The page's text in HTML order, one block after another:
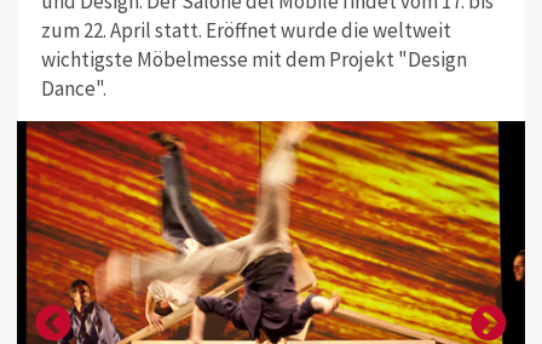
zum 22. April statt. Eröffnet wurde die weltweit
wichtigste Möbelmesse mit dem Projekt "Design
Dance".